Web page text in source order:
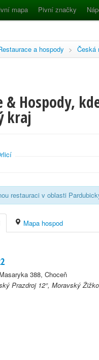
mapa Pivní značky
a hospody > Česká
& Hospody,
kraj
restauraci v oblasti
Mapa hospod
388, Choceň
Prazdroj 12°, Moravský